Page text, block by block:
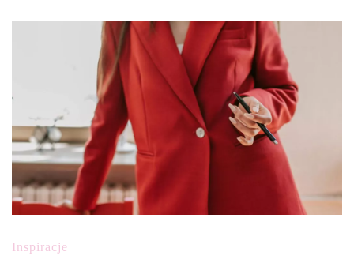
Inspiracje